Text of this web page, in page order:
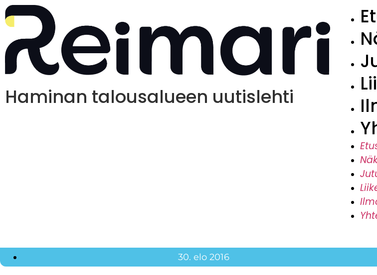
Haminan talousalueen uutislehti
30. elo 2016